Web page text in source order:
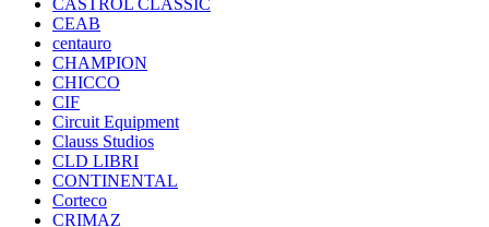
CASTROL CLASSIC
CEAB
centauro
CHAMPION
CHICCO
CIF
Circuit Equipment
Clauss Studios
CLD LIBRI
CONTINENTAL
Corteco
CRIMAZ